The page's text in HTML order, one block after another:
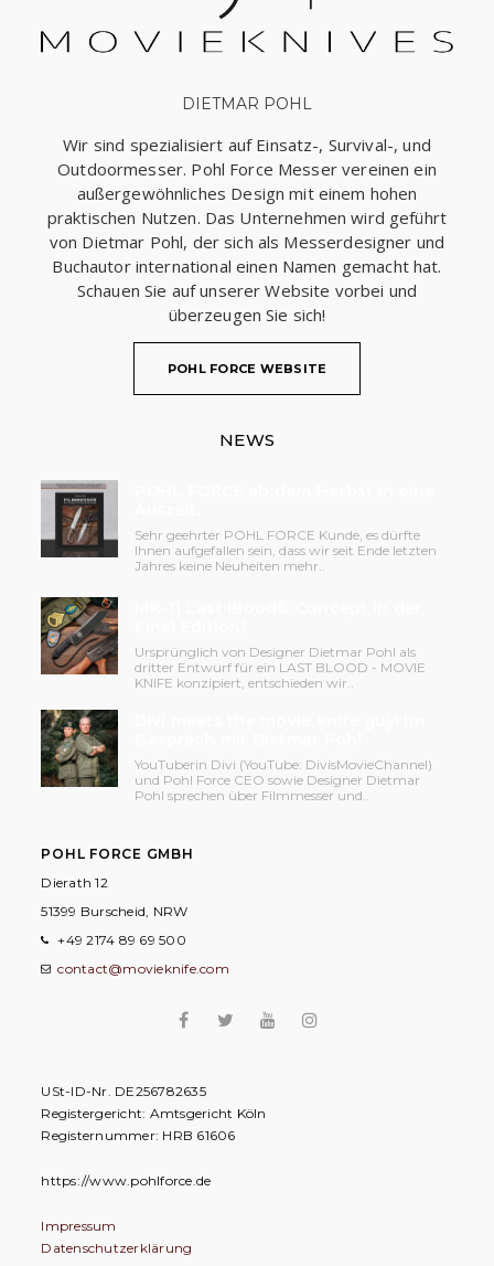
DIETMAR POHL
Wir sind spezialisiert auf Einsatz-, Survival-, und
Outdoormesser. Pohl Force Messer vereinen ein
außergewöhnliches Design mit einem hohen
praktischen Nutzen. Das Unternehmen wird geführt
von Dietmar Pohl, der sich als Messerdesigner und
Buchautor international einen Namen gemacht hat.
Schauen Sie auf unserer Website vorbei und
überzeugen Sie sich!
POHL FORCE WEBSITE
NEWS
Sehr geehrter POHL FORCE Kunde, es dürfte
Ihnen aufgefallen sein, dass wir seit Ende letzten
Jahres keine Neuheiten mehr..
Ursprünglich von Designer Dietmar Pohl als
dritter Entwurf für ein LAST BLOOD - MOVIE
KNIFE konzipiert, entschieden wir..
YouTuberin Divi (YouTube: DivisMovieChannel)
und Pohl Force CEO sowie Designer Dietmar
Pohl sprechen über Filmmesser und..
POHL FORCE GMBH
Dierath 12
51399 Burscheid, NRW
+49 2174 89 69 500
contact@movieknife.com
USt-ID-Nr. DE256782635
Registergericht: Amtsgericht Köln
Registernummer: HRB 61606
https://www.pohlforce.de
Impressum
Datenschutzerklärung